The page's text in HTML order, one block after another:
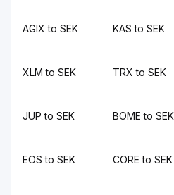
AGIX to SEK KAS to SEK
XLM to SEK TRX to SEK
JUP to SEK BOME to SEK
EOS to SEK CORE to SEK